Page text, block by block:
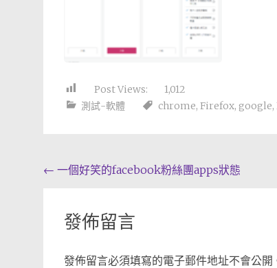
Post Views:
1,012
測試-軟體
chrome, Firefox, google,
Post
← 一個好笑的facebook粉絲團apps狀態
發佈留言
發佈留言必須填寫的電子郵件地址不會公開